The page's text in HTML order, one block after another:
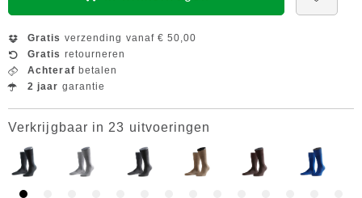
Gratis verzending vanaf € 50,00
Gratis retourneren
Achteraf betalen
2 jaar garantie
Verkrijgbaar in 23 uitvoeringen